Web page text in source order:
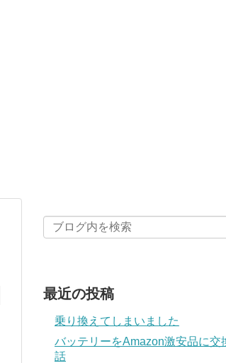
最近の投稿
乗り換えてしまいました
バッテリーをAmazon激安品に交
話